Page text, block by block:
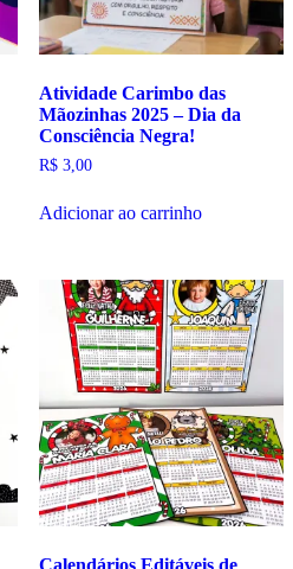
Atividade Carimbo das
Mãozinhas 2025 – Dia da
Consciência Negra!
R$3,00
Adicionar ao carrinho
Calendários Editáveis de